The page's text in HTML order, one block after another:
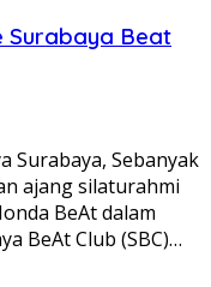
Surabaya Beat
Surabaya, Sebanyak
ajang silaturahmi
BeAt dalam
BeAt Club (SBC)…